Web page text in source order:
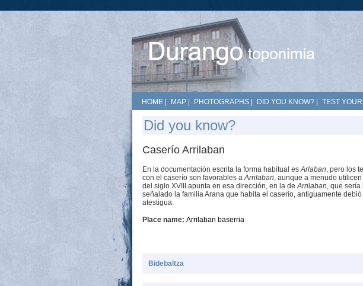
HOME MAP PHOTOGRAPHS DID YOU KNOW? TEST
Did you know?
Caserío Arrilaban
En la documentación escrita la forma habitual esArlaban, pero los
con el caserío son favorables aArrilaban, aunque a menudo
del siglo XVIII apunta en esa dirección, en la deArrilaban, que sería
señalado la familia Arana que habita el caserío, antiguamente
atestigua.
Place name: Arrilaban baserria
Bidebaltza